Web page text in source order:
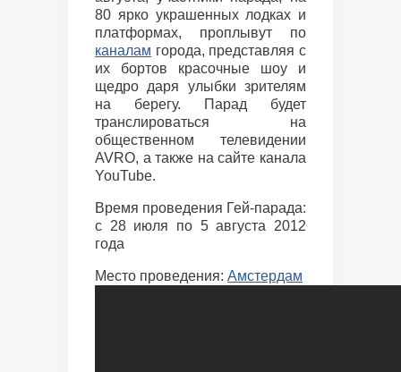
80 ярко украшенных лодках и
платформах, проплывут по
каналам города, представляя с
их бортов красочные шоу и
щедро даря улыбки зрителям
на берегу. Парад будет
транслироваться на
общественном телевидении
AVRO, а также на сайте канала
YouTube.
Время проведения Гей-парада:
с 28 июля по 5 августа 2012
года
Место проведения: Амстердам